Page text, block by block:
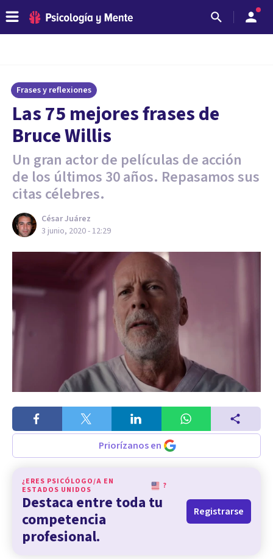
Frases y reflexiones
Las 75 mejores frases de
Bruce Willis
Un gran actor de películas de acción
de los últimos 30 años. Repasamos sus
citas célebres.
César Juárez
3 junio, 2020 - 12:29
Priorízanos en
¿ERES PSICÓLOGO/A EN
ESTADOS UNIDOS
?
Destaca entre toda tu
competencia
profesional.
Registrarse